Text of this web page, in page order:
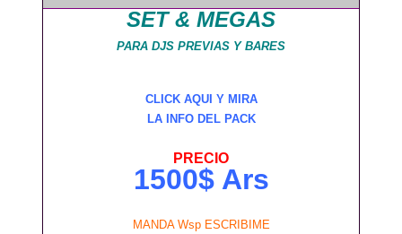
SET & MEGAS
PARA DJS PREVIAS Y BARES
CLICK AQUI Y MIRA
LA INFO DEL PACK
PRECIO
1500$ Ars
MANDA Wsp ESCRIBIME